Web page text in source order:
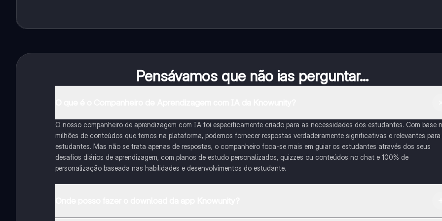
Pensávamos que não ias perguntar...
O nosso companheiro de aprendizagem com IA foi especificamente criado para as necessidades dos estudantes. Com base
milhões de conteúdos que temos na plataforma, podemos fornecer respostas verdadeiramente significativas e relevantes para
estudantes. Mas não se trata apenas de respostas, o companheiro foca-se mais em guiar os estudantes através dos seus
desafios diários de aprendizagem, com planos de estudo personalizados, quizzes ou conteúdos no chat e 100% de
personalização baseada nas habilidades e desenvolvimentos do estudante.